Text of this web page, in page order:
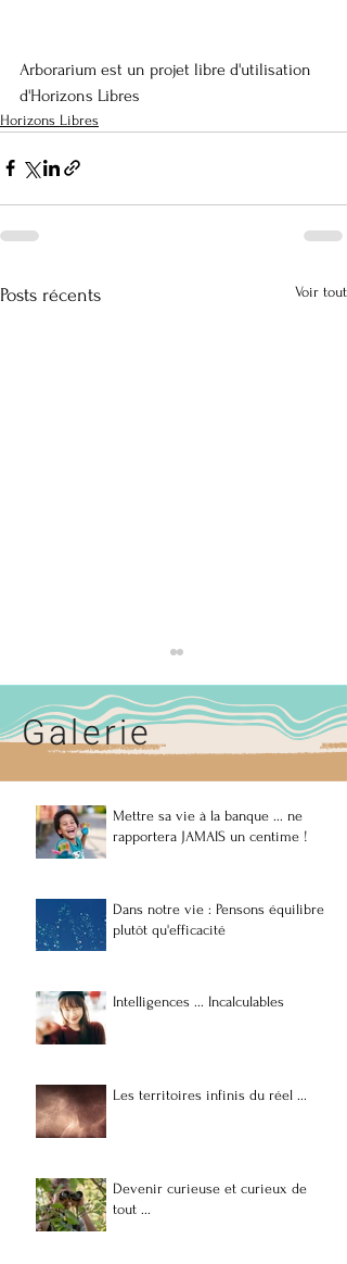
Arborarium est un projet libre d'utilisation
d'Horizons Libres
Horizons Libres
Posts récents Voir tout
Les nouvelles et nouveaux
scénaristes de l’an 2026 …
Galerie
Mettre sa vie à la banque ... ne
rapportera JAMAIS un centime !
Dans notre vie : Pensons équilibre
plutôt qu'efficacité
Intelligences ... Incalculables
Les territoires infinis du réel ...
Devenir curieuse et curieux de
tout ...